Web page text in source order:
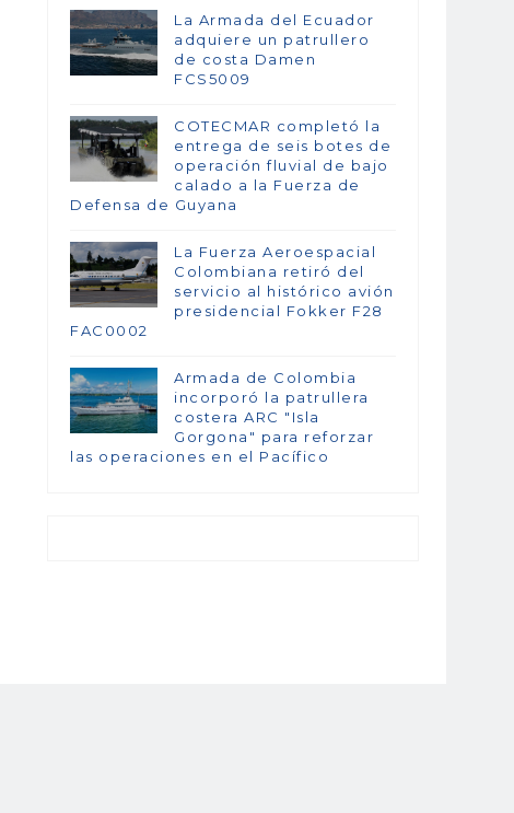
La Armada del Ecuador
adquiere un patrullero
de costa Damen
FCS5009
COTECMAR completó la
entrega de seis botes de
operación fluvial de bajo
calado a la Fuerza de
Defensa de Guyana
La Fuerza Aeroespacial
Colombiana retiró del
servicio al histórico avión
presidencial Fokker F28
FAC0002
Armada de Colombia
incorporó la patrullera
costera ARC "Isla
Gorgona" para reforzar
las operaciones en el Pacífico